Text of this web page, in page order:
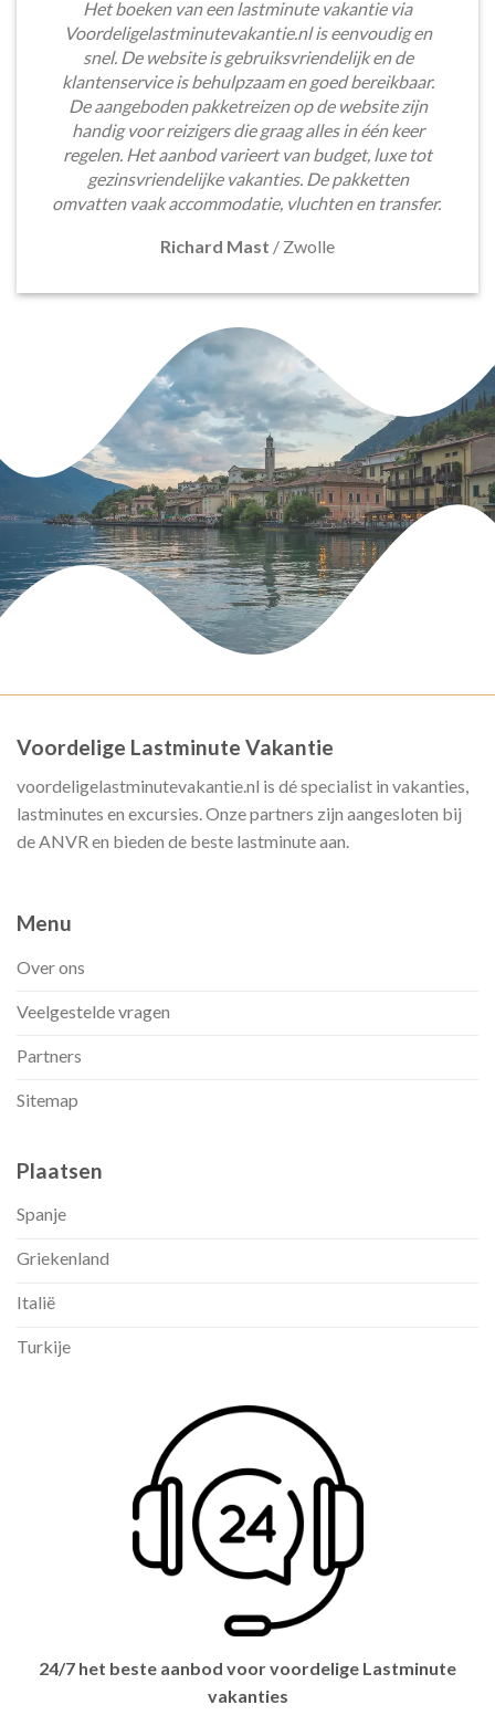
Het boeken van een lastminute vakantie via
Voordeligelastminutevakantie.nl is eenvoudig en
snel. De website is gebruiksvriendelijk en de
klantenservice is behulpzaam en goed bereikbaar.
De aangeboden pakketreizen op de website zijn
handig voor reizigers die graag alles in één keer
regelen. Het aanbod varieert van budget, luxe tot
gezinsvriendelijke vakanties. De pakketten
omvatten vaak accommodatie, vluchten en transfer.
Richard Mast / Zwolle
Voordelige Lastminute Vakantie
voordeligelastminutevakantie.nl is dé specialist in vakanties,
lastminutes en excursies. Onze partners zijn aangesloten bij
de ANVR en bieden de beste lastminute aan.
Menu
Over ons
Veelgestelde vragen
Partners
Sitemap
Plaatsen
Spanje
Griekenland
Italië
Turkije
24/7 het beste aanbod voor voordelige Lastminute
vakanties